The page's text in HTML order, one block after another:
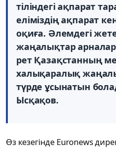
тіліндегі ақпарат
еліміздің ақпарат
оқиға. Әлемдегі
жаңалықтар
рет Қазақстанның
халықаралық
түрде ұсынатын
Ысқақов.
Өз кезегінде Euronews